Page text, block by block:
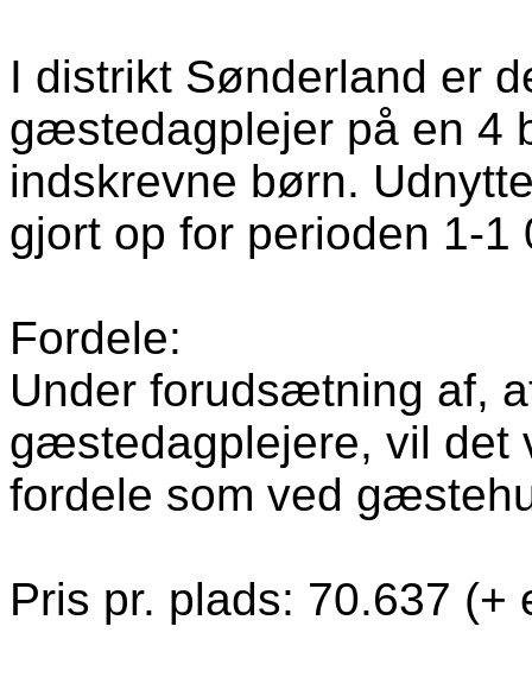
I distrikt Sønderland er
gæstedagplejer på en 4
indskrevne børn.
gjort op for perioden 1-
Fordele:
Under forudsætning af,
gæstedagplejere, vil det
fordele som ved
Pris pr. plads: 70.637